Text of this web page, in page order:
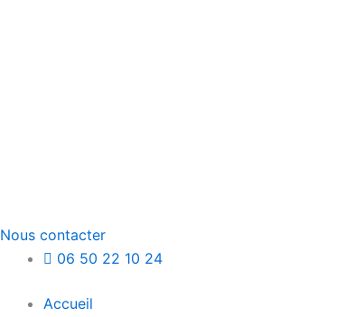
Nous contacter
06 50 22 10 24
Accueil